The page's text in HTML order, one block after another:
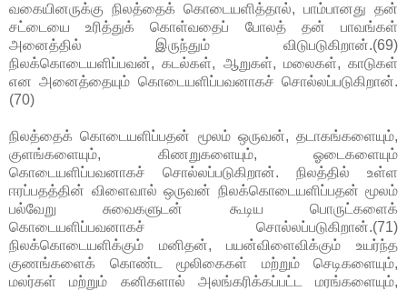
வகையினருக்கு நிலத்தைக் கொடையளித்தால், பாம்பானது தன்
சட்டையை உரித்துக் கொள்வதைப் போலத் தன் பாவங்கள்
அனைத்தில் இருந்தும் விடுபடுகிறான்.(69)
நிலக்கொடையளிப்பவன், கடல்கள், ஆறுகள், மலைகள், காடுகள்
என அனைத்தையும் கொடையளிப்பவனாகச் சொல்லப்படுகிறான்.
(70)
நிலத்தைக் கொடையளிப்பதன் மூலம் ஒருவன், தடாகங்களையும்,
குளங்களையும், கிணறுகளையும், ஓடைகளையும்
கொடையளிப்பவனாகச் சொல்லப்படுகிறான். நிலத்தில் உள்ள
ஈரப்பதத்தின் விளைவால் ஒருவன் நிலக்கொடையளிப்பதன் மூலம்
பல்வேறு சுவைகளுடன் கூடிய பொருட்களைக்
கொடையளிப்பவனாகச் சொல்லப்படுகிறான்.(71)
நிலக்கொடையளிக்கும் மனிதன், பயன்விளைவிக்கும் உயர்ந்த
குணங்களைக் கொண்ட மூலிகைகள் மற்றும் செடிகளையும்,
மலர்கள் மற்றும் கனிகளால் அலங்கரிக்கப்பட்ட மரங்களையும்,